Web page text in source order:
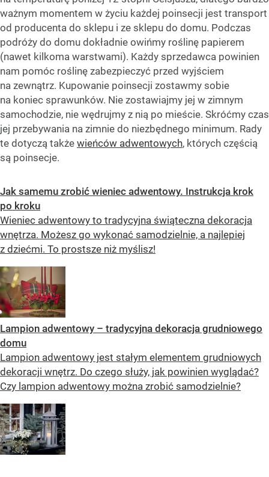
ważnym momentem w życiu każdej poinsecji jest transport
od producenta do sklepu i ze sklepu do domu. Podczas
podróży do domu dokładnie owińmy roślinę papierem
(nawet kilkoma warstwami). Każdy sprzedawca powinien
nam pomóc roślinę zabezpieczyć przed wyjściem
na zewnątrz. Kupowanie poinsecji zostawmy sobie
na koniec sprawunków. Nie zostawiajmy jej w zimnym
samochodzie, nie wędrujmy z nią po mieście. Skróćmy czas
jej przebywania na zimnie do niezbędnego minimum. Rady
te dotyczą także wieńców adwentowych, których częścią
są poinsecje.
Jak samemu zrobić wieniec adwentowy. Instrukcja krok
po kroku
Wieniec adwentowy to tradycyjna świąteczna dekoracja
wnętrza. Możesz go wykonać samodzielnie, a najlepiej
z dziećmi. To prostsze niż myślisz!
Lampion adwentowy – tradycyjna dekoracja grudniowego
domu
Lampion adwentowy jest stałym elementem grudniowych
dekoracji wnętrz. Do czego służy, jak powinien wyglądać?
Czy lampion adwentowy można zrobić samodzielnie?